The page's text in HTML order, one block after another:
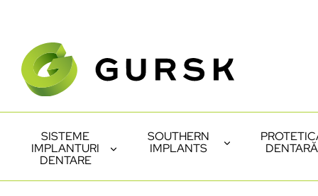
SISTEME
IMPLANTURI
DENTARE
SOUTHERN
IMPLANTS
DENTARĂ